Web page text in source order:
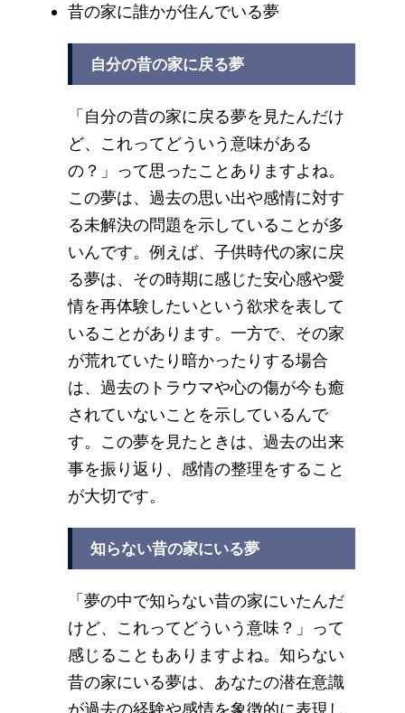
昔の家に誰かが住んでいる夢
自分の昔の家に戻る夢
「自分の昔の家に戻る夢を見たんだけ
ど、これってどういう意味がある
の？」って思ったことありますよね。
この夢は、過去の思い出や感情に対す
る未解決の問題を示していることが多
いんです。例えば、子供時代の家に戻
る夢は、その時期に感じた安心感や愛
情を再体験したいという欲求を表して
いることがあります。一方で、その家
が荒れていたり暗かったりする場合
は、過去のトラウマや心の傷が今も癒
されていないことを示しているんで
す。この夢を見たときは、過去の出来
事を振り返り、感情の整理をすること
が大切です。
知らない昔の家にいる夢
「夢の中で知らない昔の家にいたんだ
けど、これってどういう意味？」って
感じることもありますよね。知らない
昔の家にいる夢は、あなたの潜在意識
が過去の経験や感情を象徴的に表現し